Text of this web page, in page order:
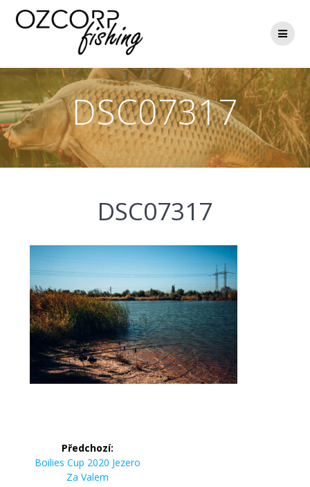
DSC07317
DSC07317
Navigace
pro
Předchozí:
Předchozí
příspěvek:
Boilies Cup 2020 Jezero
Za Valem